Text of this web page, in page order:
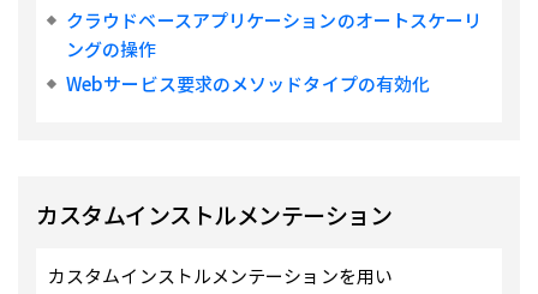
クラウドベースアプリケーションのオートスケーリ
ングの操作
Webサービス要求のメソッドタイプの有効化
カスタムインストルメンテーション
カスタムインストルメンテーションを用い